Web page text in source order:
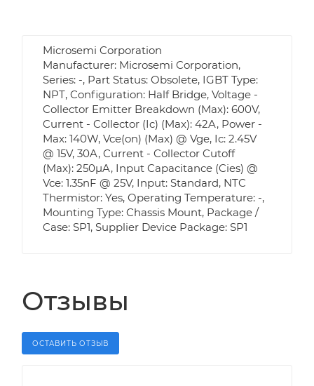
Microsemi Corporation
Manufacturer: Microsemi Corporation,
Series: -, Part Status: Obsolete, IGBT Type:
NPT, Configuration: Half Bridge, Voltage -
Collector Emitter Breakdown (Max): 600V,
Current - Collector (Ic) (Max): 42A, Power -
Max: 140W, Vce(on) (Max) @ Vge, Ic: 2.45V
@ 15V, 30A, Current - Collector Cutoff
(Max): 250µA, Input Capacitance (Cies) @
Vce: 1.35nF @ 25V, Input: Standard, NTC
Thermistor: Yes, Operating Temperature: -,
Mounting Type: Chassis Mount, Package /
Case: SP1, Supplier Device Package: SP1
Отзывы
ОСТАВИТЬ ОТЗЫВ